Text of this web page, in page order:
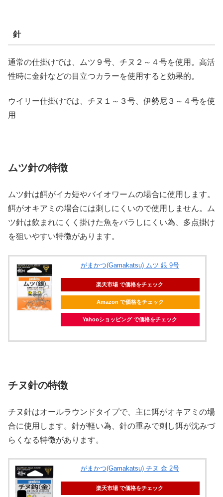
針
通常の仕掛けでは、ムツ９号、チヌ２～４号を使用。高活
性時に金針などの目立つカラーを使用すると効果的。
ウイリー仕掛けでは、チヌ１～３号、伊勢尼３～４号を使
用
ムツ針の特徴
ムツ針は餌がイカ短やバイオワームの場合に使用します。
餌がオキアミの場合には刺しにくいので使用しません。ム
ツ針は飲まれにくく掛けた魚をバラしにくい為、多点掛け
を狙いやすい特徴があります。
がまかつ(Gamakatsu) ムツ 銀 9号
楽天市場 で価格をチェック
Amazon で価格をチェック
Yahooショッピング で価格をチェック
チヌ針の特徴
チヌ針はオールラウンドタイプで、主に餌がオキアミの場
合に使用します。針が軽い為、針の重みで刺し餌が沈みづ
らくなる特徴があります。
がまかつ(Gamakatsu) チヌ 金 2号
楽天市場 で価格をチェック